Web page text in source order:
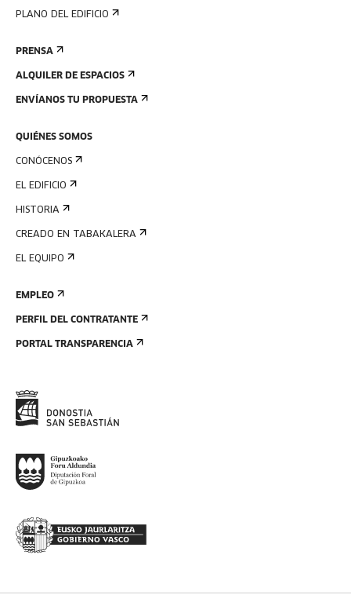
PLANO DEL EDIFICIO
PRENSA
ALQUILER DE ESPACIOS
ENVÍANOS TU PROPUESTA
QUIÉNES SOMOS
CONÓCENOS
EL EDIFICIO
HISTORIA
CREADO EN TABAKALERA
EL EQUIPO
EMPLEO
PERFIL DEL CONTRATANTE
PORTAL TRANSPARENCIA